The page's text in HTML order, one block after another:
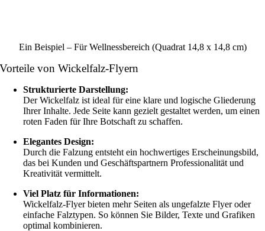
Ein Beispiel – Für Wellnessbereich (Quadrat 14,8 x 14,8 cm)
Vorteile von Wickelfalz-Flyern
Strukturierte Darstellung:
Der Wickelfalz ist ideal für eine klare und logische Gliederung
Ihrer Inhalte. Jede Seite kann gezielt gestaltet werden, um einen
roten Faden für Ihre Botschaft zu schaffen.
Elegantes Design:
Durch die Falzung entsteht ein hochwertiges Erscheinungsbild,
das bei Kunden und Geschäftspartnern Professionalität und
Kreativität vermittelt.
Viel Platz für Informationen:
Wickelfalz-Flyer bieten mehr Seiten als ungefalzte Flyer oder
einfache Falztypen. So können Sie Bilder, Texte und Grafiken
optimal kombinieren.